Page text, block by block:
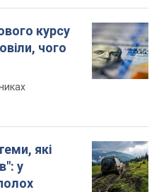
курсу
чого
які
у